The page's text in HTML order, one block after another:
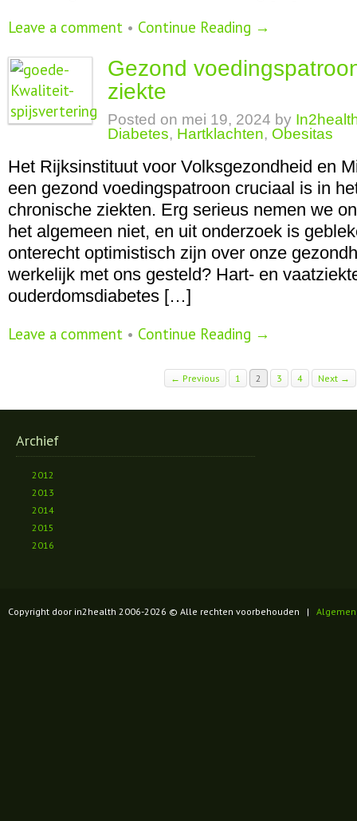
Leave a comment • Continue Reading →
Gezond
ziekte
Posted on mei 19, 2024 by
Diabetes, Hartklachten, Obesitas
Het Rijksinstituut voor Volksgezondheid en
een gezond voedingspatroon cruciaal is in
chronische ziekten. Erg serieus nemen we
het algemeen niet, en uit onderzoek is
onterecht optimistisch zijn over onze
werkelijk met ons gesteld? Hart- en
ouderdomsdiabetes […]
Leave a comment • Continue Reading →
← Previous 1 2 3 4 Next →
Archief
2012
2013
2014
2015
2016
Copyright door in2health 2006-2026 © Alle rechten voorbehouden |